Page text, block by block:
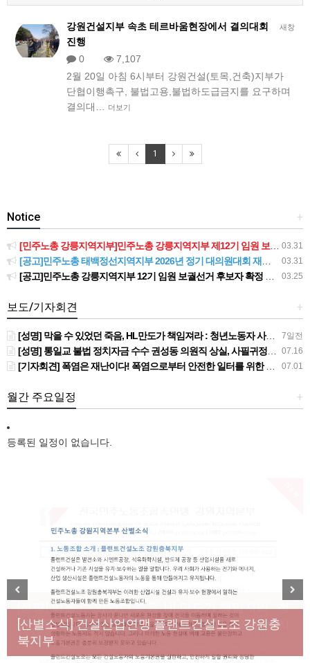
새창
강원건설지부 속초 테르바움현장에서 결의대회
진행
0
7,107
2월 20일 아침 6시부터 강원건설(토목,건축)지부가
단협이행촉구, 불법고용,불법하도급금지를 요구하며
결의대…
더보기
1
+
Notice
03.31
[민주노총 강릉지역지부]민주노총 강릉지역지부 제12기 임원 보궐선거결과 공고
03.31
[공고]민주노총 태백정선지역지부 2026년 정기 대의원대회 재소집 건
03.25
[공고]민주노총 강릉지역지부 12기 임원 보궐선거 후보자 확정 공고
+
보도/기자회견
7일전
[성명] 막을 수 있었던 죽음, HL만도가 책임져라 : 청년노동자 사망사고의 철저한 진상규명과 재발방지 대책 마련하라
07.16
[성명] 통일교 불법 정치자금 수수 권성동 의원직 상실, 사필귀정이다
07.01
[기자회견] 폭염은 재난이다! 폭염으로부터 안전한 일터를 위한 민주노총 강원지역본부 폭염감시단 선포 기자회견
+
월간 주요일정
등록된 일정이 없습니다.
[성명] 막을 수 있었던 죽음, HL만도가 책임져라 : 청
년노동자 사망사고의 철저한 진상규명과 재발방지
대책 마련하라
[산별소식] 건설산업연맹 플랜트건설노조 강원충
북지부
Previous Next